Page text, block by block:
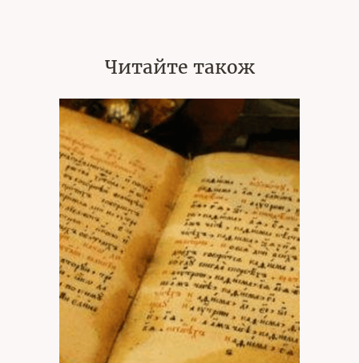
Читайте також